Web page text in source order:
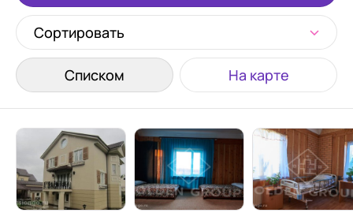
Сортировать
Списком На карте